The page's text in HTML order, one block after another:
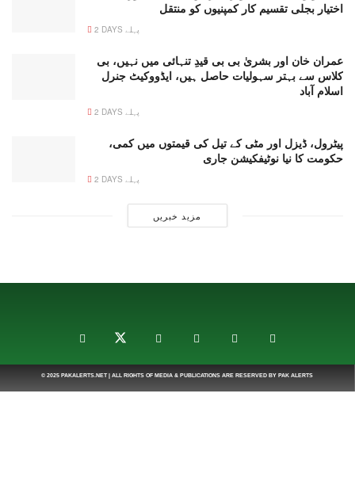
اختیار بجلی تقسیم کار کمپنیوں کو منتقل
2 DAYS پہلے
عمران خان اور بشریٰ بی بی قیدِ تنہائی میں نہیں، بی
کلاس سے بہتر سہولیات حاصل ہیں، ایڈووکیٹ جنرل
اسلام آباد
2 DAYS پہلے
پیٹرول، ڈیزل اور مٹی کے تیل کی قیمتوں میں کمی،
حکومت کا نیا نوٹیفکیشن جاری
2 DAYS پہلے
مزید خبریں
© 2025 PAKALERTS.NET| ALL RIGHTS OF MEDIA & PUBLICATIONS ARE RESERVED BY PAK ALERTS